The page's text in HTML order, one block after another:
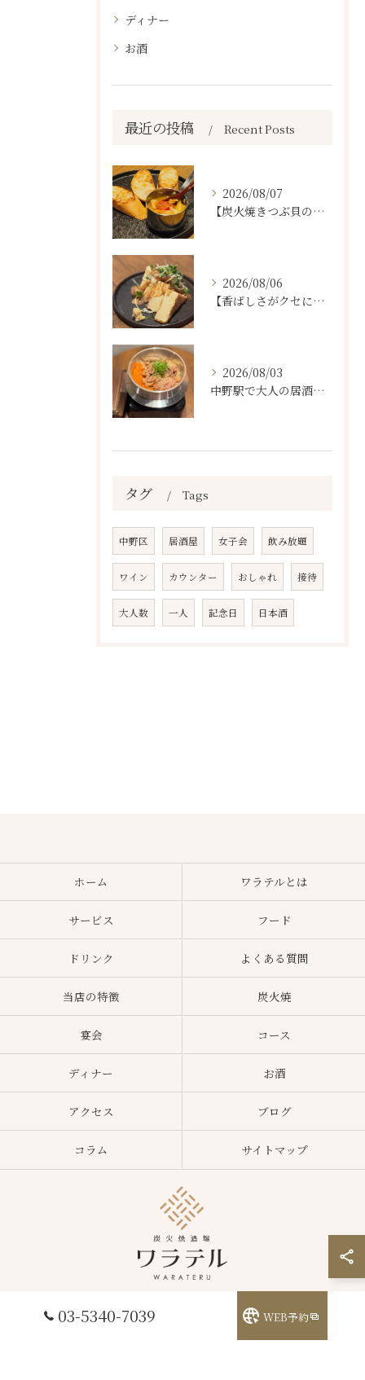
ディナー
お酒
最近の投稿 Recent Posts
2026/08/07
【炭火焼きつぶ貝のスパニッシュアヒージョ🐚🔥】
2026/08/06
【香ばしさがクセになる。
2026/08/03
中野駅で大人の居酒屋をお探しならぜひワラテルへ！
タグ Tags
中野区 居酒屋 女子会 飲み放題
ワイン カウンター おしゃれ 接待
大人数 一人 記念日 日本酒
03-5340-7039 WEB予約
ホーム ワラテルとは
サービス フード
ドリンク よくある質問
当店の特徴 炭火焼
宴会 コース
ディナー お酒
アクセス ブログ
コラム サイトマップ
© 2026 東京都中野区の居酒屋ならワラテル ALL RIGHTS RESERVED.